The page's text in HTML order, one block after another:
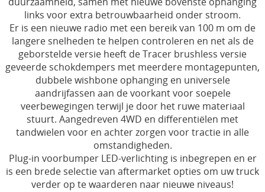
links voor extra betrouwbaarheid onder stroom.
Er is een nieuwe radio met een bereik van 100 m om de
langere snelheden te helpen controleren en net als de
geborstelde versie heeft de Tracer brushless versie
geveerde schokdempers met meerdere montagepunten,
dubbele wishbone ophanging en universele
aandrijfassen aan de voorkant voor soepele
veerbewegingen terwijl je door het ruwe materiaal
stuurt. Aangedreven 4WD en differentiëlen met
tandwielen voor en achter zorgen voor tractie in alle
omstandigheden.
Plug-in voorbumper LED-verlichting is inbegrepen en er
is een brede selectie van aftermarket opties om uw truck
verder op te waarderen naar nieuwe niveaus!